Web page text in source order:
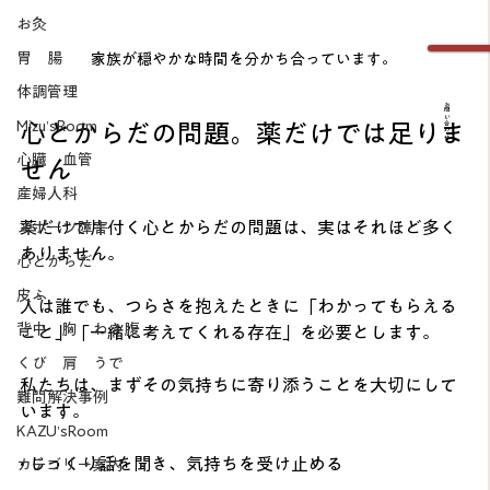
お灸
胃 腸
体調管理
Mizu’sRoom
心臓 血管
産婦人科
スポーツ障害
心とからだ
皮ふ
背中 胸 わき腹
くび 肩 うで
難問解決事例
KAZU’sRoom
カテゴリー案内
家族が穏やかな時間を分かち合っています。
心とからだの問題。薬だけでは足りま
せん
薬だけで片付く心とからだの問題は、実はそれほど多く
ありません。
人は誰でも、つらさを抱えたときに「わかってもらえる
こと」「一緒に考えてくれる存在」を必要とします。
私たちは、まずその気持ちに寄り添うことを大切にして
います。
• じっくり話を聞き、気持ちを受け止める
お問い合わせ